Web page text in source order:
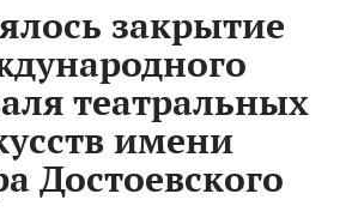
закрытие
театральных
имени
Достоевского